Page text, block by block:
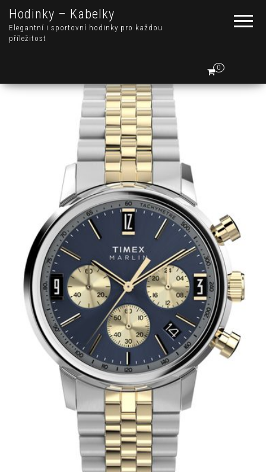
Hodinky – Kabelky
Elegantní i sportovní hodinky pro každou
příležitost
0